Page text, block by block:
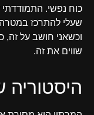
כוח נפשי.
שעלי להתרכז
וכשאני חושב על זה,
שווים את זה.
היסטוריה